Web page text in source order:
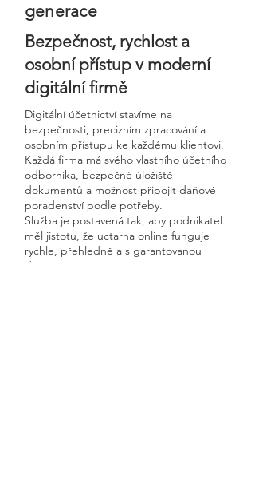
generace
Bezpečnost, rychlost a
osobní přístup v moderní
digitální firmě
Digitální účetnictví stavíme na
bezpečnosti, precizním zpracování a
osobním přístupu ke každému klientovi.
Každá firma má svého vlastního účetního
odborníka, bezpečné úložiště
dokumentů a možnost připojit daňové
poradenství podle potřeby.
Služba je postavená tak, aby podnikatel
měl jistotu, že uctarna online funguje
rychle, přehledně a s garantovanou
dostupností.